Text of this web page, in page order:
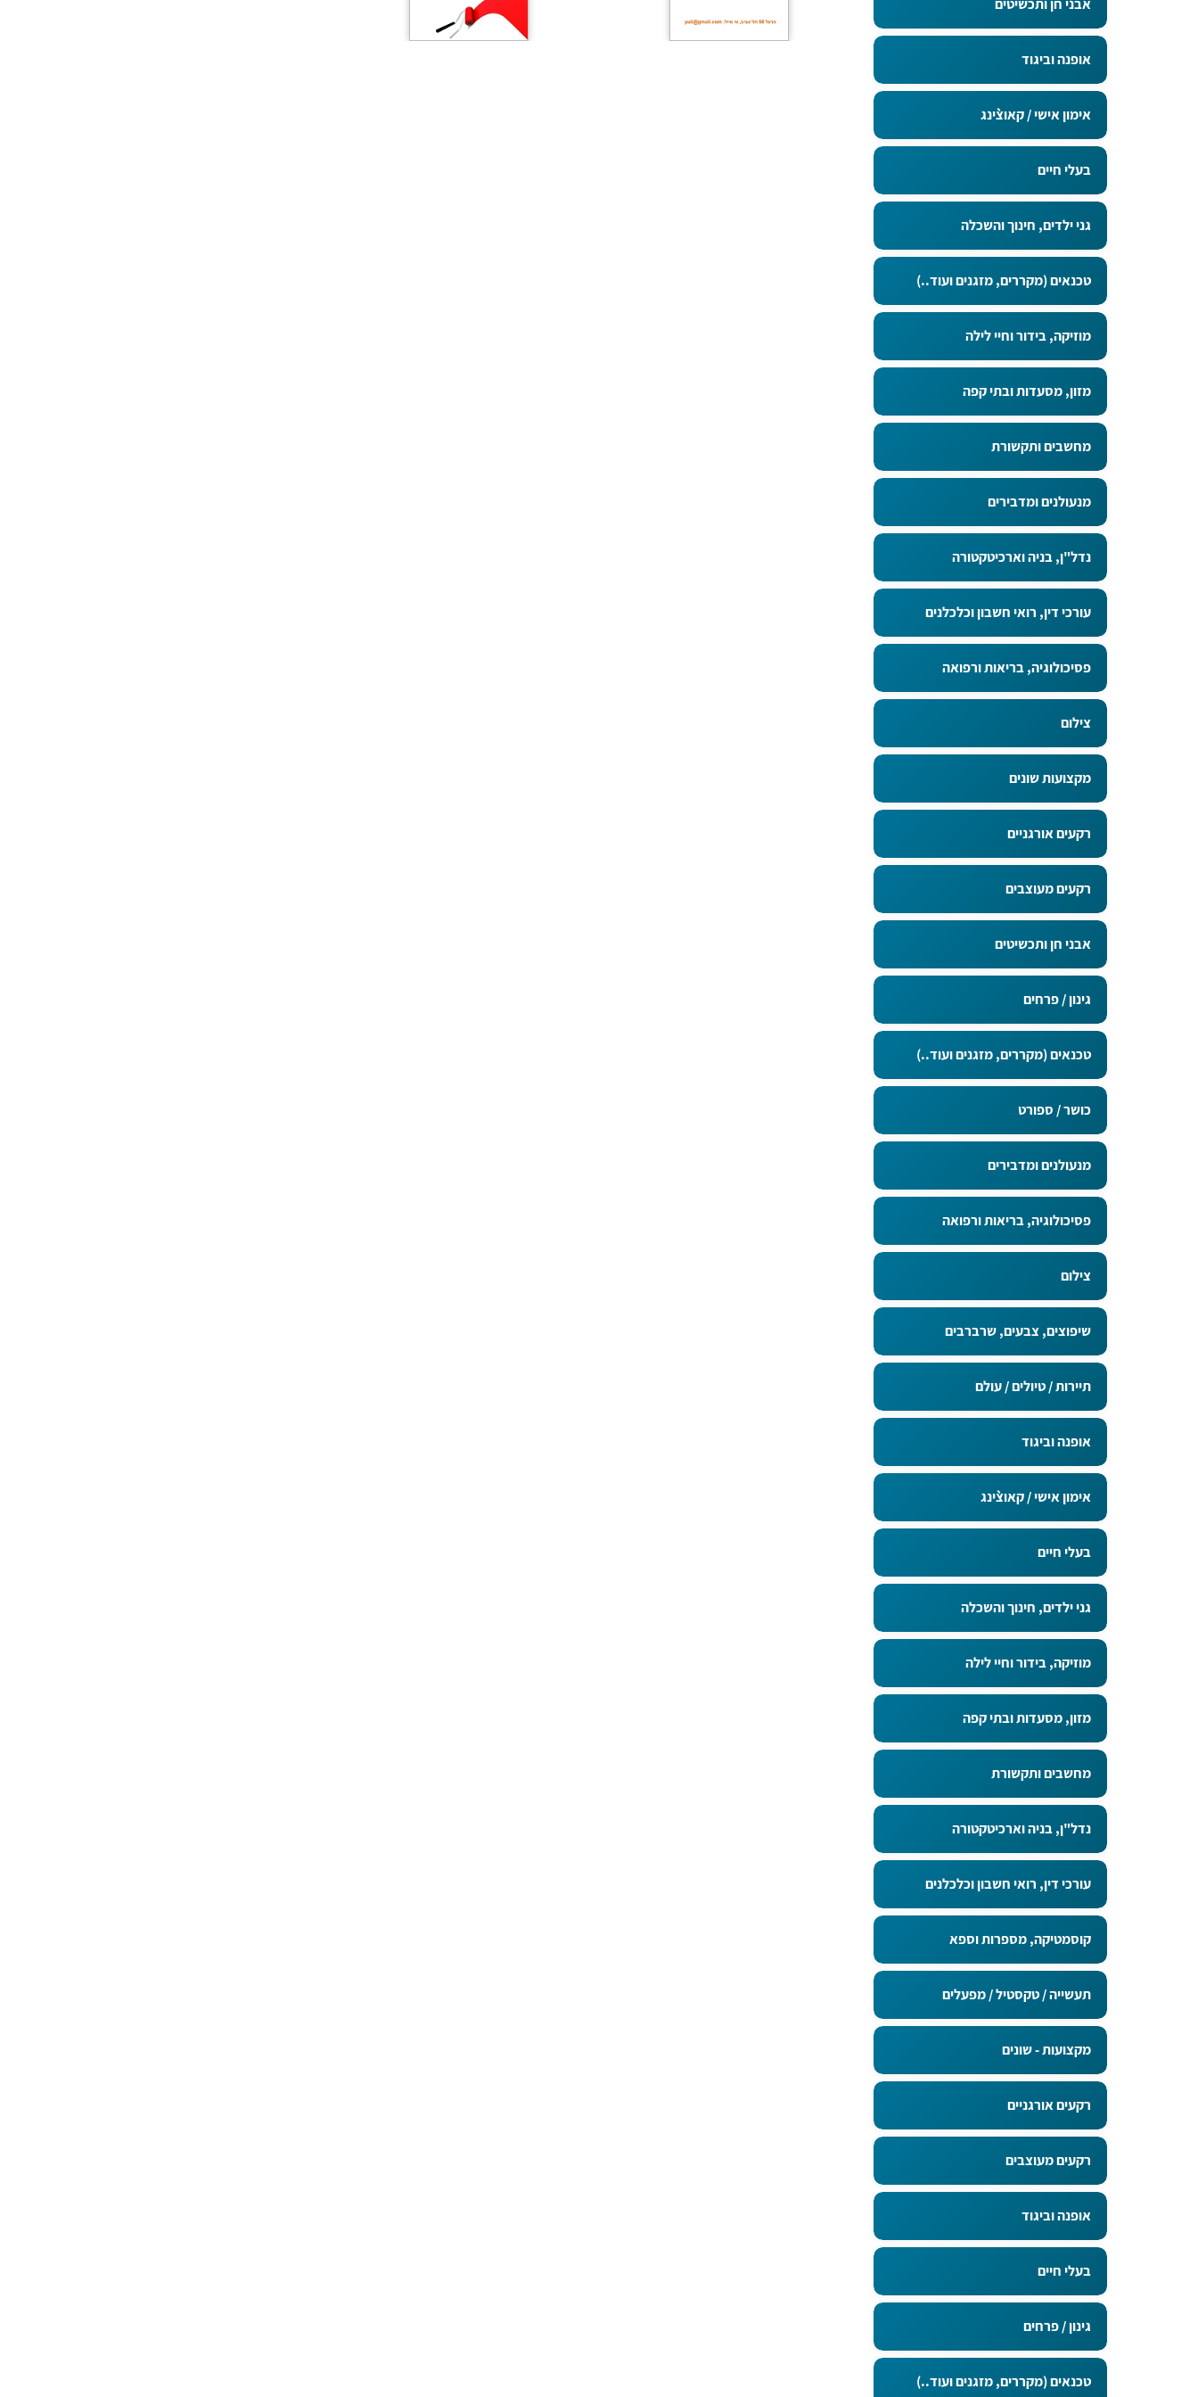
אבני חן ותכשיטים
אופנה וביגוד
אימון אישי / קאוצ`ינג
בעלי חיים
גני ילדים, חינוך והשכלה
טכנאים (מקררים, מזגנים ועוד..)
מוזיקה, בידור וחיי לילה
מזון, מסעדות ובתי קפה
מחשבים ותקשורת
מנעולנים ומדבירים
נדל"ן, בניה וארכיטקטורה
עורכי דין, רואי חשבון וכלכלנים
פסיכולוגיה, בריאות ורפואה
צילום
מקצועות שונים
רקעים אורגניים
רקעים מעוצבים
אבני חן ותכשיטים
גינון / פרחים
טכנאים (מקררים, מזגנים ועוד..)
כושר / ספורט
מנעולנים ומדבירים
פסיכולוגיה, בריאות ורפואה
צילום
שיפוצים, צבעים, שרברבים
תיירות / טיולים / עולם
אופנה וביגוד
אימון אישי / קאוצ`ינג
בעלי חיים
גני ילדים, חינוך והשכלה
מוזיקה, בידור וחיי לילה
מזון, מסעדות ובתי קפה
מחשבים ותקשורת
נדל"ן, בניה וארכיטקטורה
עורכי דין, רואי חשבון וכלכלנים
קוסמטיקה, מספרות וספא
תעשייה / טקסטיל / מפעלים
מקצועות - שונים
רקעים אורגניים
רקעים מעוצבים
אופנה וביגוד
בעלי חיים
גינון / פרחים
טכנאים (מקררים, מזגנים ועוד..)